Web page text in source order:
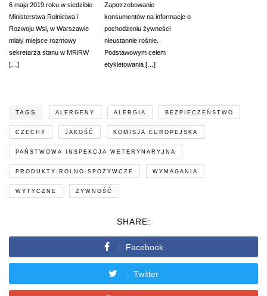
6 maja 2019 roku w siedzibie
Ministerstwa Rolnictwa i
Rozwoju Wsi, w Warszawie
miały miejsce rozmowy
sekretarza stanu w MRiRW
[…]
Zapotrzebowanie
konsumentów na informacje o
pochodzeniu żywności
nieustannie rośnie.
Podstawowym celem
etykietowania […]
TAGS ALERGENY ALERGIA BEZPIECZEŃSTWO
CZECHY JAKOŚĆ KOMISJA EUROPEJSKA
PAŃSTWOWA INSPEKCJA WETERYNARYJNA
PRODUKTY ROLNO-SPOŻYWCZE WYMAGANIA
WYTYCZNE ŻYWNOŚĆ
SHARE:
Facebook
Twitter